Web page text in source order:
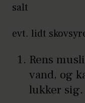
salt
evt. lidt
Rens
vand, og
lukker sig.